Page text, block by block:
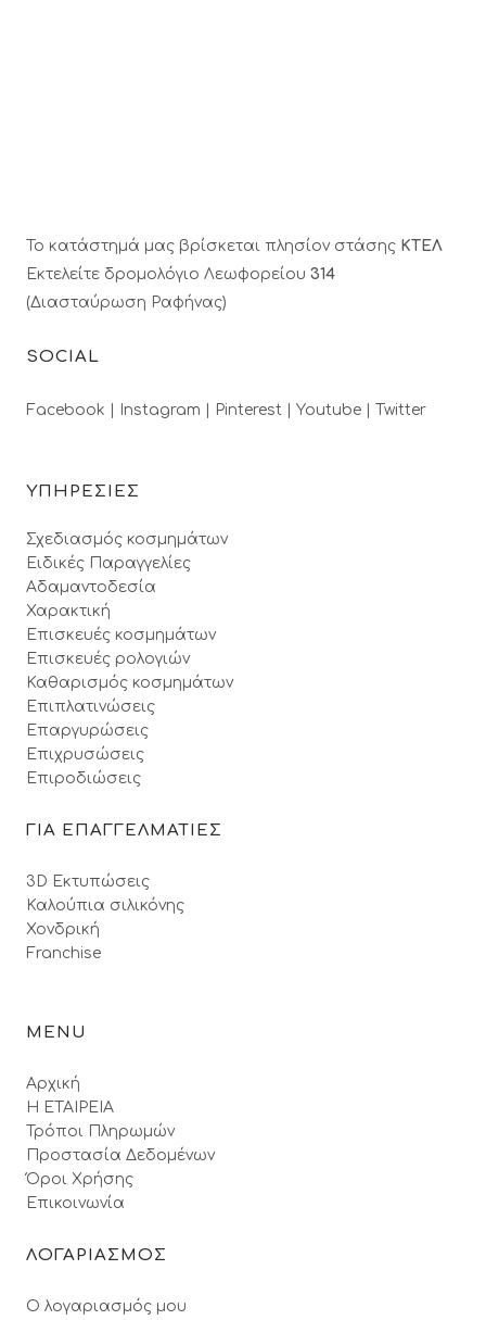
Το κατάστημά μας βρίσκεται πλησίον στάσης ΚΤΕΛ
Εκτελείτε δρομολόγιο Λεωφορείου 314
(Διασταύρωση Ραφήνας)
SOCIAL
Facebook | Instagram | Pinterest | Youtube | Twitter
ΥΠΗΡΕΣΙΕΣ
Σχεδιασμός κοσμημάτων
Ειδικές Παραγγελίες
Αδαμαντοδεσία
Χαρακτική
Επισκευές κοσμημάτων
Επισκευές ρολογιών
Καθαρισμός κοσμημάτων
Επιπλατινώσεις
Επαργυρώσεις
Επιχρυσώσεις
Επιροδιώσεις
ΓΙΑ ΕΠΑΓΓΕΛΜΑΤΙΕΣ
3D Εκτυπώσεις
Καλούπια σιλικόνης
Χονδρική
Franchise
MENU
Αρχική
Η ΕΤΑΙΡΕΙΑ
Τρόποι Πληρωμών
Προστασία Δεδομένων
Όροι Xρήσης
Επικοινωνία
ΛΟΓΑΡΙΑΣΜΟΣ
Ο λογαριασμός μου